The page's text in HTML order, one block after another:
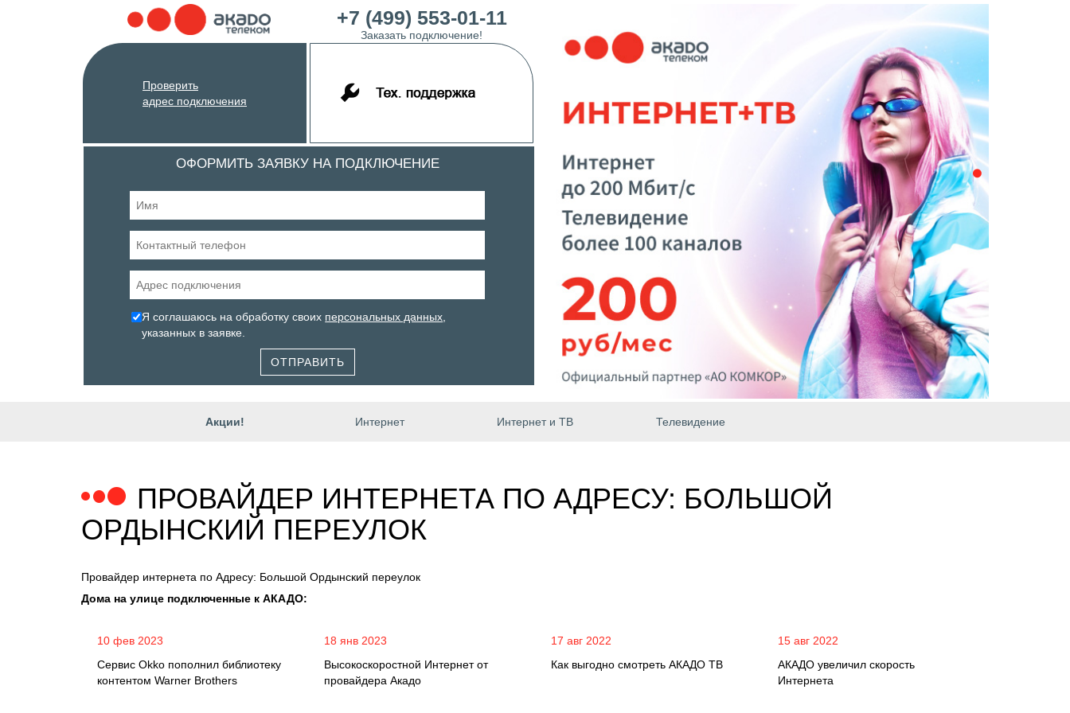
+7 (499) 553-01-11
Заказать подключение!
Проверить
адрес подключения
ОФОРМИТЬ ЗАЯВКУ НА ПОДКЛЮЧЕНИЕ
Я соглашаюсь на обработку своих персональных данных
указанных в заявке.
ОТПРАВИТЬ
Акции! Интернет Интернет и ТВ Телевидение
ПРОВАЙДЕР ИНТЕРНЕТА ПО АДРЕСУ: БОЛЬШОЙ
ОРДЫНСКИЙ ПЕРЕУЛОК
Провайдер интернета по Адресу: Большой Ордынский переулок
Дома на улице подключенные к АКАДО:
10 фев 2023
Сервис Okko пополнил библиотеку
контентом Warner Brothers
18 янв 2023
Высокоскоростной Интернет от
провайдера Акадо
17 авг 2022
Как выгодно смотреть АКАДО ТВ
15 авг 2022
АКАДО увеличил скорость
Интернета